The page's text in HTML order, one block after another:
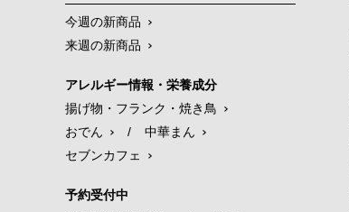
今週の新商品
来週の新商品
アレルギー情報・栄養成分
揚げ物・フランク・焼き鳥
おでん
/
中華まん
セブンカフェ
予約受付中